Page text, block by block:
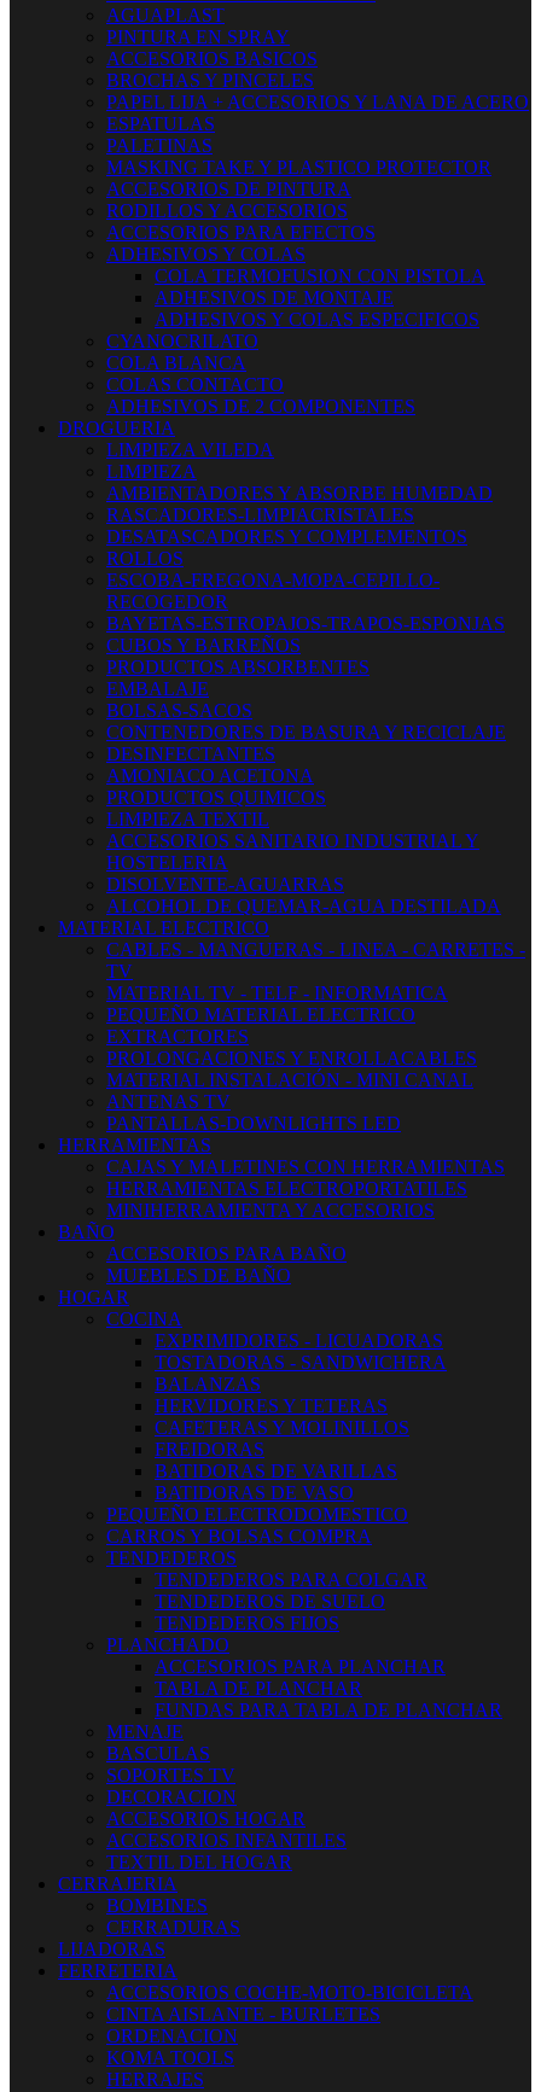
AGUAPLAST
PINTURA EN SPRAY
ACCESORIOS BASICOS
BROCHAS Y PINCELES
PAPEL LIJA + ACCESORIOS Y LANA DE ACERO
ESPATULAS
PALETINAS
MASKING TAKE Y PLASTICO PROTECTOR
ACCESORIOS DE PINTURA
RODILLOS Y ACCESORIOS
ACCESORIOS PARA EFECTOS
ADHESIVOS Y COLAS
COLA TERMOFUSION CON PISTOLA
ADHESIVOS DE MONTAJE
ADHESIVOS Y COLAS ESPECIFICOS
CYANOCRILATO
COLA BLANCA
COLAS CONTACTO
ADHESIVOS DE 2 COMPONENTES
DROGUERIA
LIMPIEZA VILEDA
LIMPIEZA
AMBIENTADORES Y ABSORBE HUMEDAD
RASCADORES-LIMPIACRISTALES
DESATASCADORES Y COMPLEMENTOS
ROLLOS
ESCOBA-FREGONA-MOPA-CEPILLO-
RECOGEDOR
BAYETAS-ESTROPAJOS-TRAPOS-ESPONJAS
CUBOS Y BARREÑOS
PRODUCTOS ABSORBENTES
EMBALAJE
BOLSAS-SACOS
CONTENEDORES DE BASURA Y RECICLAJE
DESINFECTANTES
AMONIACO ACETONA
PRODUCTOS QUIMICOS
LIMPIEZA TEXTIL
ACCESORIOS SANITARIO INDUSTRIAL Y
HOSTELERIA
DISOLVENTE-AGUARRAS
ALCOHOL DE QUEMAR-AGUA DESTILADA
MATERIAL ELECTRICO
CABLES - MANGUERAS - LINEA - CARRETES -
TV
MATERIAL TV - TELF - INFORMATICA
PEQUEÑO MATERIAL ELECTRICO
EXTRACTORES
PROLONGACIONES Y ENROLLACABLES
MATERIAL INSTALACIÓN - MINI CANAL
ANTENAS TV
PANTALLAS-DOWNLIGHTS LED
HERRAMIENTAS
CAJAS Y MALETINES CON HERRAMIENTAS
HERRAMIENTAS ELECTROPORTATILES
MINIHERRAMIENTA Y ACCESORIOS
BAÑO
ACCESORIOS PARA BAÑO
MUEBLES DE BAÑO
HOGAR
COCINA
EXPRIMIDORES - LICUADORAS
TOSTADORAS - SANDWICHERA
BALANZAS
HERVIDORES Y TETERAS
CAFETERAS Y MOLINILLOS
FREIDORAS
BATIDORAS DE VARILLAS
BATIDORAS DE VASO
PEQUEÑO ELECTRODOMESTICO
CARROS Y BOLSAS COMPRA
TENDEDEROS
TENDEDEROS PARA COLGAR
TENDEDEROS DE SUELO
TENDEDEROS FIJOS
PLANCHADO
ACCESORIOS PARA PLANCHAR
TABLA DE PLANCHAR
FUNDAS PARA TABLA DE PLANCHAR
MENAJE
BASCULAS
SOPORTES TV
DECORACION
ACCESORIOS HOGAR
ACCESORIOS INFANTILES
TEXTIL DEL HOGAR
CERRAJERIA
BOMBINES
CERRADURAS
LIJADORAS
FERRETERIA
ACCESORIOS COCHE-MOTO-BICICLETA
CINTA AISLANTE - BURLETES
ORDENACION
KOMA TOOLS
HERRAJES